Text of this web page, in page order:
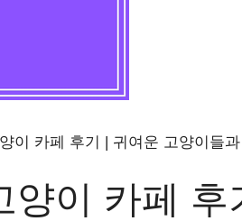
이 카페 후기 | 귀여운 고양이들
양이 카페 후